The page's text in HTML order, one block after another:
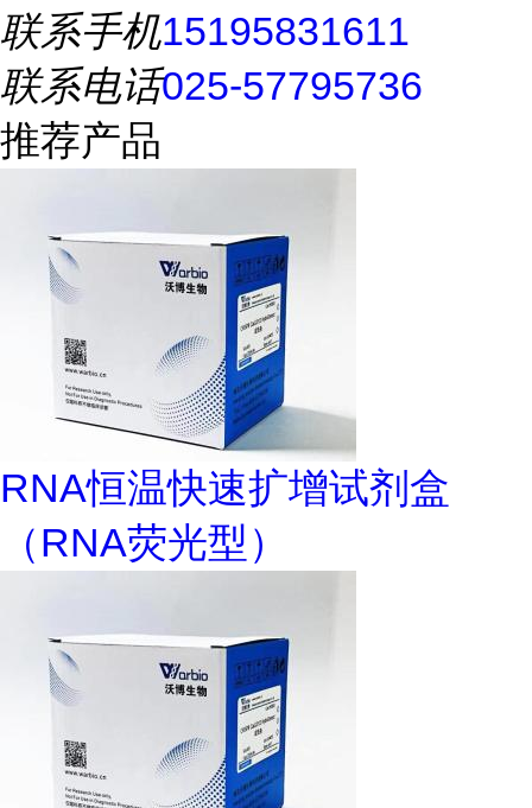
联系手机15195831611
联系电话025-57795736
推荐产品
RNA恒温快速扩增试剂盒
（RNA荧光型）